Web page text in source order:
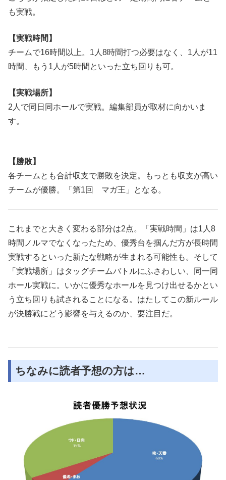
も実戦。
【実戦時間】
チームで16時間以上。1人8時間打つ必要はなく、1人が11
時間、もう1人が5時間といった立ち回りも可。
【実戦場所】
2人で同日同ホールで実戦。編集部員が取材に向かいま
す。
【勝敗】
各チームとも合計収支で勝敗を決定。もっとも収支が高い
チームが優勝。「第1回 マガ王」となる。
これまでと大きく変わる部分は2点。「実戦時間」は1人8
時間ノルマでなくなったため、優秀台を掴んだ方が長時間
実戦するといった新たな戦略が生まれる可能性も。そして
「実戦場所」はタッグチームバトルにふさわしい、同一同
ホール実戦に。いかに優秀なホールを見つけ出せるかとい
う立ち回りも試されることになる。はたしてこの新ルール
が決勝戦にどう影響を与えるのか、要注目だ。
ちなみに読者予想の方は…